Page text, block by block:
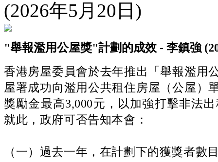
(2026年5月20日)
"舉報濫用公屋獎"計劃的成效 - 李鎮強
香港房屋委員會於去年推出「舉報濫用
屋署成功向濫用公共租住房屋（公屋）
獎勵金最高3,000元，以加強打擊非法
就此，政府可否告知本會：
（一）過去一年，在計劃下的獲獎者數